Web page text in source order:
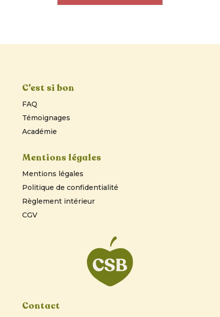
C’est si bon
FAQ
Témoignages
Académie
Mentions légales
Mentions légales
Politique de confidentialité
Règlement intérieur
CGV
Contact